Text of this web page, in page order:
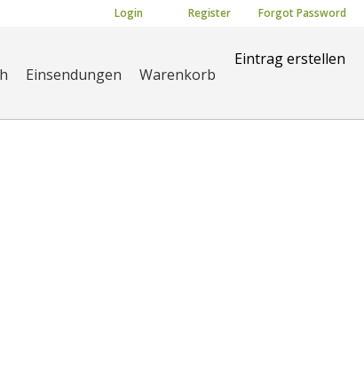
Login Register Forgot Password
Einsendungen Warenkorb
Eintrag erstellen